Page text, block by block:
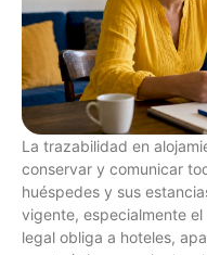
La trazabilidad en
conservar y comunicar
huéspedes y sus
vigente, especialmente el
legal obliga a hoteles,